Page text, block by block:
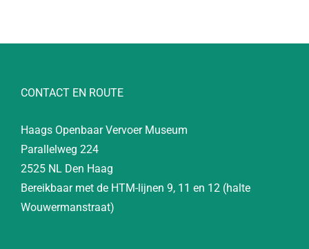
CONTACT EN ROUTE
Haags Openbaar Vervoer Museum
Parallelweg 224
2525 NL Den Haag
Bereikbaar met de HTM-lijnen 9, 11 en 12 (halte
Wouwermanstraat)